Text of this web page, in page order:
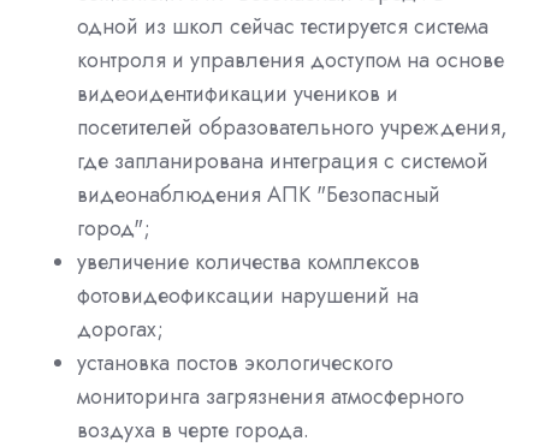
одной из школ сейчас тестируется система
контроля и управления доступом на основе
видеоидентификации учеников и
посетителей образовательного учреждения,
где запланирована интеграция с системой
видеонаблюдения АПК "Безопасный
город";
увеличение количества комплексов
фотовидеофиксации нарушений на
дорогах;
установка постов экологического
мониторинга загрязнения атмосферного
воздуха в черте города.